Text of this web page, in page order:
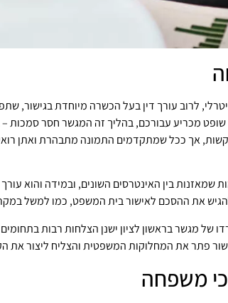
לרוב עורך דין בעל הכשרה מיוחדת בגישור,
שופט מכריע עבורכם, בהליך זה המגשר חסר
אך ככל שמתקדמים התמונה מתבהרת ואתן
בין האינטרסים השונים, ובמידה והוא
את ההסכם לאישור בית המשפט, כמו למשל
של מגשר בראשון לציון ישנן הצלחות רבות
פתר את המחלוקות המשפטית והצליח ליצור
משפחה